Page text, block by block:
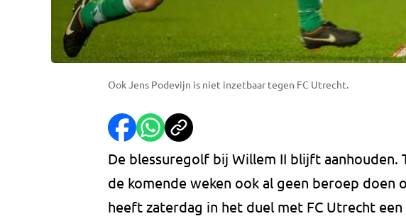
Ook Jens Podevijn is niet inzetbaar tegen FC Utrecht.
De blessuregolf bij Willem II blijft aanhouden.
de komende weken ook al geen beroep doen
heeft zaterdag in het duel met FC Utrecht